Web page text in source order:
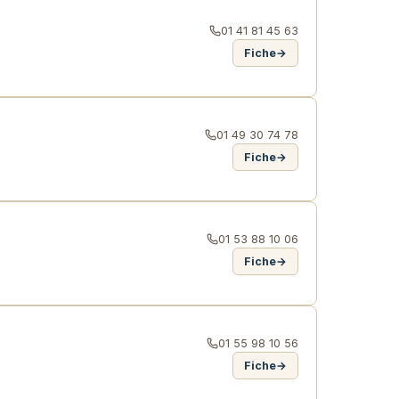
01 41 81 45 63
Fiche→
01 49 30 74 78
Fiche→
01 53 88 10 06
Fiche→
01 55 98 10 56
Fiche→